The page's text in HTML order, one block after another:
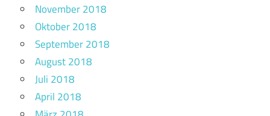
November 2018
Oktober 2018
September 2018
August 2018
Juli 2018
April 2018